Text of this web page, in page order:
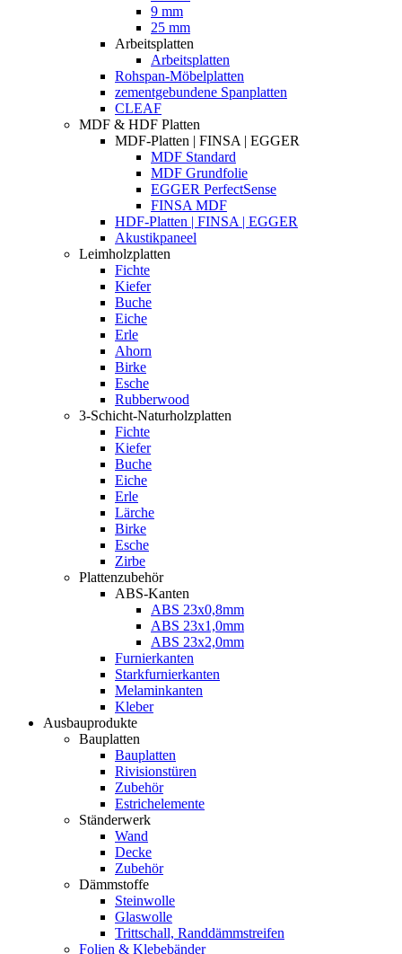
9 mm
25 mm
Arbeitsplatten
Arbeitsplatten
Rohspan-Möbelplatten
zementgebundene Spanplatten
CLEAF
MDF & HDF Platten
MDF-Platten | FINSA | EGGER
MDF Standard
MDF Grundfolie
EGGER PerfectSense
FINSA MDF
HDF-Platten | FINSA | EGGER
Akustikpaneel
Leimholzplatten
Fichte
Kiefer
Buche
Eiche
Erle
Ahorn
Birke
Esche
Rubberwood
3-Schicht-Naturholzplatten
Fichte
Kiefer
Buche
Eiche
Erle
Lärche
Birke
Esche
Zirbe
Plattenzubehör
ABS-Kanten
ABS 23x0,8mm
ABS 23x1,0mm
ABS 23x2,0mm
Furnierkanten
Starkfurnierkanten
Melaminkanten
Kleber
Ausbauprodukte
Bauplatten
Bauplatten
Rivisionstüren
Zubehör
Estrichelemente
Ständerwerk
Wand
Decke
Zubehör
Dämmstoffe
Steinwolle
Glaswolle
Trittschall, Randdämmstreifen
Folien & Klebebänder